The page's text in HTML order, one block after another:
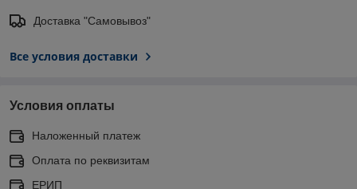
Доставка "Самовывоз"
Все условия доставки
Условия оплаты
Наложенный платеж
Оплата по реквизитам
ЕРИП